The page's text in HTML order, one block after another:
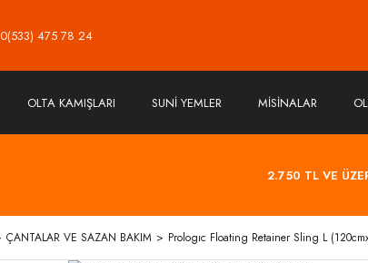
0(533) 475 78 24
OLTA KAMIŞLARI SUNİ YEMLER MİSİNALAR
2.750 TL VE
ÇANTALAR VE SAZAN BAKIM Prologıc Floating Retainer Sling L